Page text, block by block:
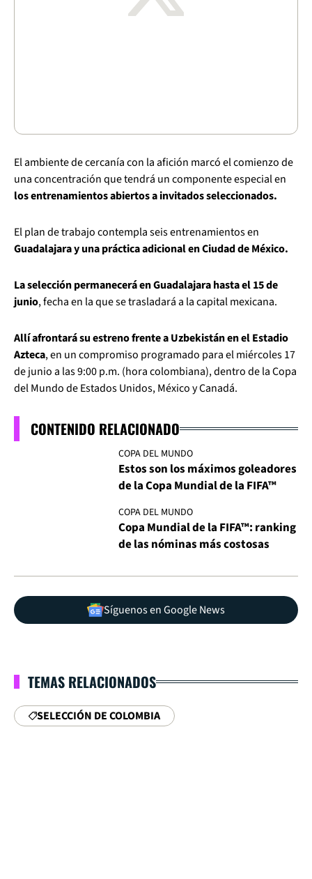
El ambiente de cercanía con la afición marcó el comienzo de
una concentración que tendrá un componente especial en
los entrenamientos abiertos a invitados seleccionados.
El plan de trabajo contempla seis entrenamientos en
Guadalajara y una práctica adicional en Ciudad de México.
La selección permanecerá en Guadalajara hasta el 15 de
junio, fecha en la que se trasladará a la capital mexicana.
Allí afrontará su estreno frente a Uzbekistán en el Estadio
Azteca, en un compromiso programado para el miércoles 17
de junio a las 9:00 p.m. (hora colombiana), dentro de la Copa
del Mundo de Estados Unidos, México y Canadá.
CONTENIDO RELACIONADO
COPA DEL MUNDO
Estos son los máximos goleadores
de la Copa Mundial de la FIFA™
COPA DEL MUNDO
Copa Mundial de la FIFA™: ranking
de las nóminas más costosas
Síguenos en Google News
TEMAS RELACIONADOS
SELECCIÓN DE COLOMBIA